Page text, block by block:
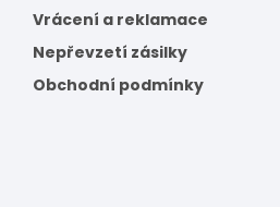
Vrácení a reklamace
Nepřevzetí zásilky
Obchodní podmínky